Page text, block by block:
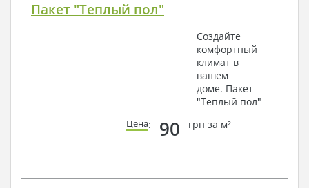
Пакет "Теплый пол"
Создайте
комфортный
климат в
вашем
доме. Пакет
"Теплый пол"
Цена: 90 грн за м²